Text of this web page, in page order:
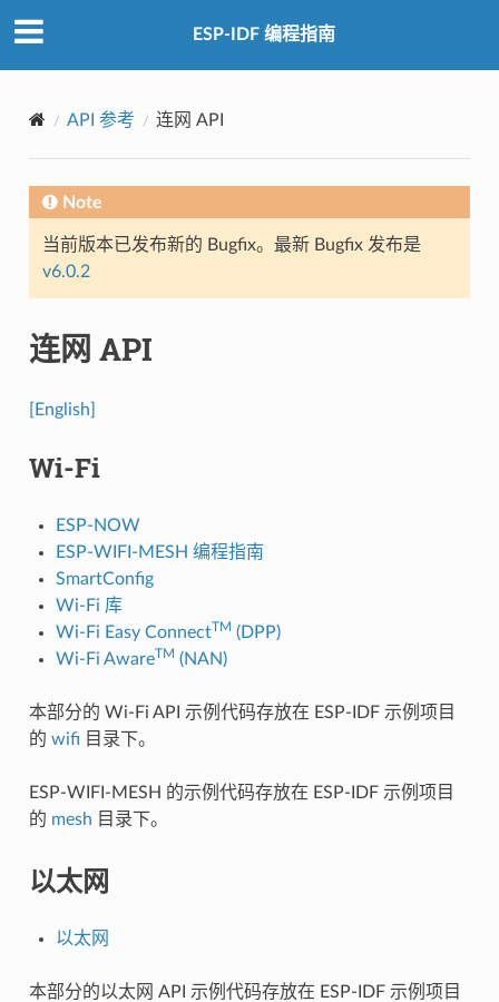
ESP-IDF 编程指南
API 参考 连网 API
Note
当前版本已发布新的 Bugfix。最新 Bugfix 发布是
v6.0.2
连网 API
[English]
Wi-Fi
ESP-NOW
ESP-WIFI-MESH 编程指南
SmartConfig
Wi-Fi 库
Wi-Fi Easy ConnectTM (DPP)
Wi-Fi AwareTM (NAN)
本部分的 Wi-Fi API 示例代码存放在 ESP-IDF 示例项目
的 wifi 目录下。
ESP-WIFI-MESH 的示例代码存放在 ESP-IDF 示例项目
的 mesh 目录下。
以太网
以太网
本部分的以太网 API 示例代码存放在 ESP-IDF 示例项目